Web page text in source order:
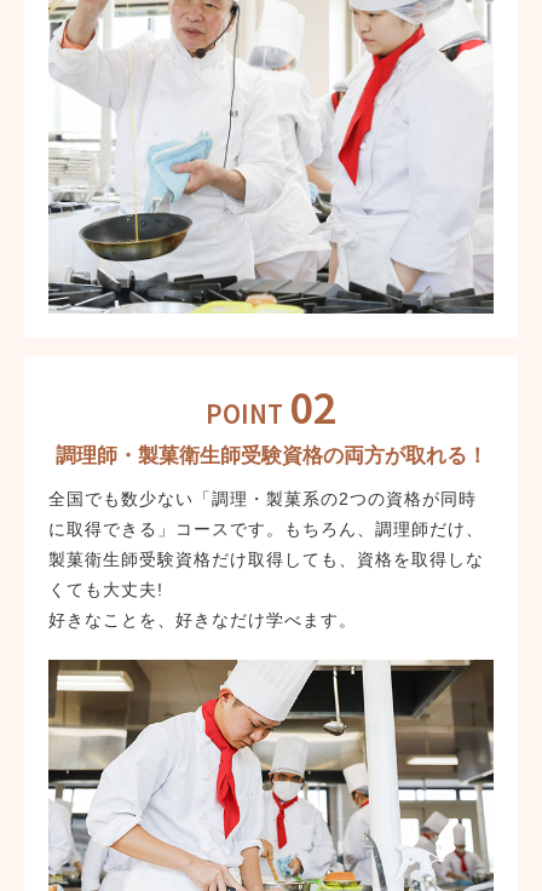
POINT 02
調理師・製菓衛生師受験資格の両方が取れる！
全国でも数少ない「調理・製菓系の2つの資格が同時
に取得できる」コースです。もちろん、調理師だけ、
製菓衛生師受験資格だけ取得しても、資格を取得しな
くても大丈夫!
好きなことを、好きなだけ学べます。